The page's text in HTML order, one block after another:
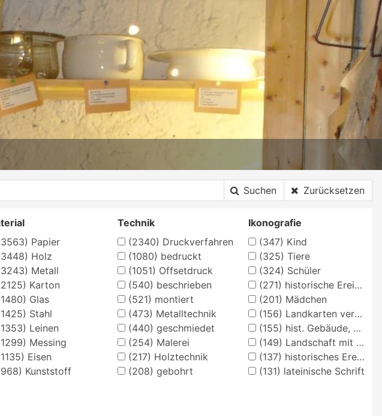
Suchen Zurücksetzen
Papier
Holz
Metall
Karton
Glas
Stahl
Leinen
Messing
Eisen
Kunststoff
Technik
(2340) Druckverfahren
(1080) bedruckt
(1051) Offsetdruck
(540) beschrieben
(521) montiert
(473) Metalltechnik
(440) geschmiedet
(254) Malerei
(217) Holztechnik
(208) gebohrt
Ikonografie
(347) Kind
(325) Tiere
(324) Schüler
(271) historische Ereignisse, Personen, Orte
(201) Mädchen
(156) Landkarten verschiedener Länder und Regionen
(155) hist. Gebäude, Örtlichkeit, Straße
(149) Landschaft mit Anlagen
(137) historisches Ereignis, Situation
(131) lateinische Schrift